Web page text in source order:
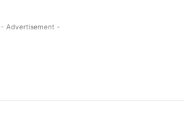
- Advertisement -